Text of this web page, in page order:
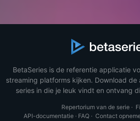
BetaSeries is de referentie applicatie
streaming platforms kijken. Download
series in die je leuk vindt en ontvang
Repertorium van de serie ·
API-documentatie· FAQ· Contact